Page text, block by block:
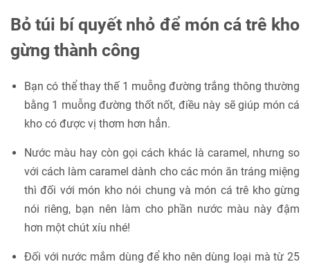
Bỏ túi bí quyết nhỏ để món cá trê kho
gừng thành công
Bạn có thể thay thế 1 muỗng đường trắng thông thường
bằng 1 muỗng đường thốt nốt, điều này sẽ giúp món cá
kho có được vị thơm hơn hẳn.
Nước màu hay còn gọi cách khác là caramel, nhưng so
với cách làm caramel dành cho các món ăn tráng miệng
thì đối với món kho nói chung và món cá trê kho gừng
nói riêng, bạn nên làm cho phần nước màu này đậm
hơn một chút xíu nhé!
Đối với nước mắm dùng để kho nên dùng loại mà từ 25